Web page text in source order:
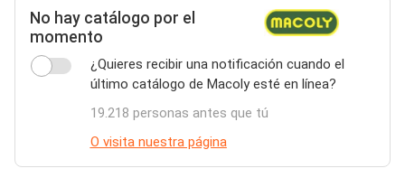
No hay catálogo por el
momento
¿Quieres recibir una notificación cuando el
último catálogo de Macoly esté en línea?
19.218 personas antes que tú
O visita nuestra página